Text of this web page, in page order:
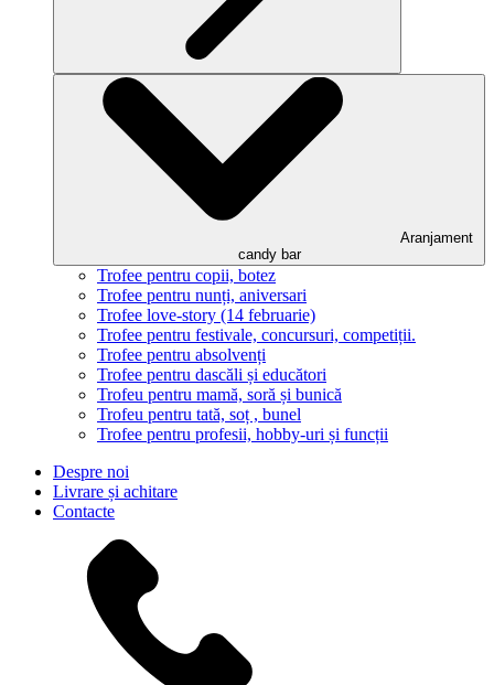
Aranjament
candy bar
Trofee pentru copii, botez
Trofee pentru nunți, aniversari
Trofee love-story (14 februarie)
Trofee pentru festivale, concursuri, competiții.
Trofee pentru absolvenți
Trofee pentru dascăli și educători
Trofeu pentru mamă, soră și bunică
Trofeu pentru tată, soț , bunel
Trofee pentru profesii, hobby-uri și funcții
Despre noi
Livrare și achitare
Contacte